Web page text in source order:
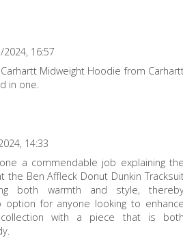
2024, 16:57
Carhartt Midweight Hoodie from
in one.
14:33
a commendable job explaining
the Ben Affleck Donut Dunkin
both warmth and style,
option for anyone looking to
with a piece that is